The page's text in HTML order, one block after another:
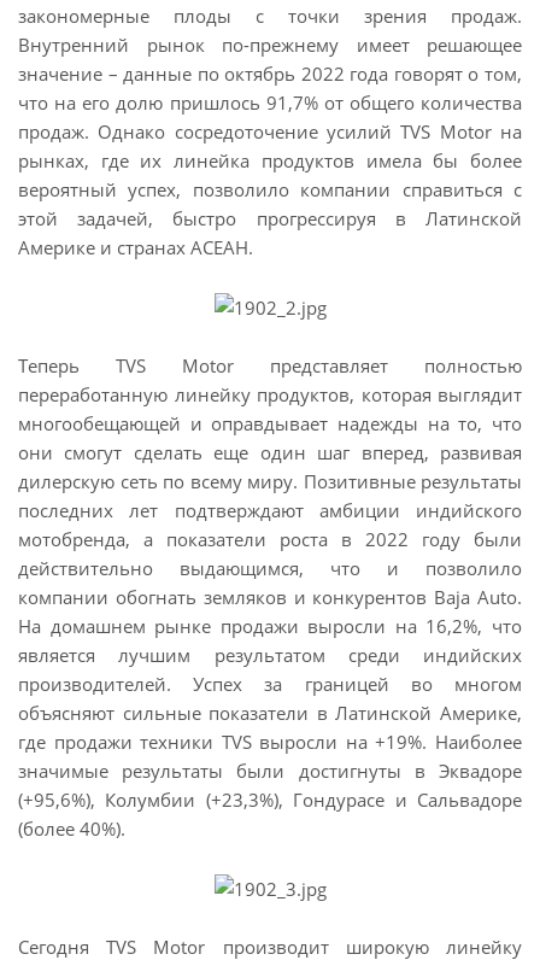
закономерные плоды с точки зрения продаж.
Внутренний рынок по-прежнему имеет решающее
значение – данные по октябрь 2022 года говорят о том,
что на его долю пришлось 91,7% от общего количества
продаж. Однако сосредоточение усилий TVS Motor на
рынках, где их линейка продуктов имела бы более
вероятный успех, позволило компании справиться с
этой задачей, быстро прогрессируя в Латинской
Америке и странах АСЕАН.
Теперь TVS Motor представляет полностью
переработанную линейку продуктов, которая выглядит
многообещающей и оправдывает надежды на то, что
они смогут сделать еще один шаг вперед, развивая
дилерскую сеть по всему миру. Позитивные результаты
последних лет подтверждают амбиции индийского
мотобренда, а показатели роста в 2022 году были
действительно выдающимся, что и позволило
компании обогнать земляков и конкурентов Baja Auto.
На домашнем рынке продажи выросли на 16,2%, что
является лучшим результатом среди индийских
производителей. Успех за границей во многом
объясняют сильные показатели в Латинской Америке,
где продажи техники TVS выросли на +19%. Наиболее
значимые результаты были достигнуты в Эквадоре
(+95,6%), Колумбии (+23,3%), Гондурасе и Сальвадоре
(более 40%).
Сегодня TVS Motor производит широкую линейку